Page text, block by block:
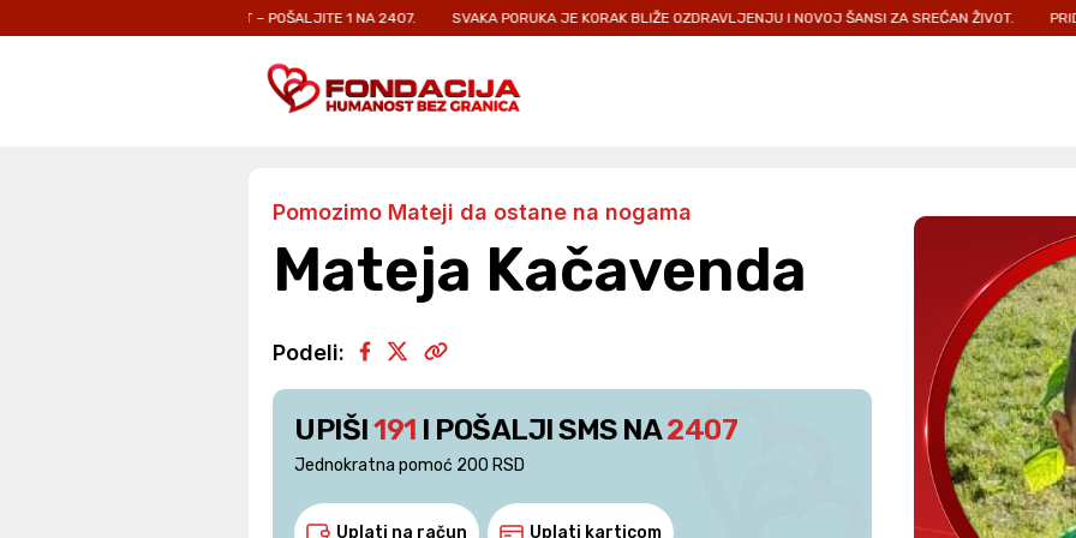
ZA SVOJ ŽIVOT – POŠALJITE 1 NA 2407. SVAKA PORUKA JE KORAK BLIŽE OZDRAVLJENJU I NOVOJ ŠANSI ZA SREĆAN ŽIVOT. PRIDRUŽITE NAM
Pomozimo Mateji da ostane na nogama
Mateja Kačavenda
Podeli:
UPIŠI191 I POŠALJI SMS NA2407
Jednokratna pomoć 200 RSD
Uplati na račun Uplati karticom